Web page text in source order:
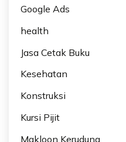
Google Ads
health
Jasa Cetak Buku
Kesehatan
Konstruksi
Kursi Pijit
Makloon Kerudung